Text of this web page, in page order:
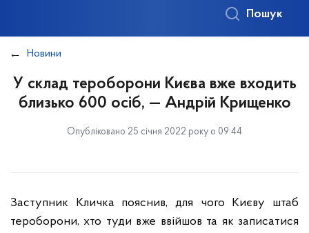
Пошук
Новини
У склад тероборони Києва вже входить
близько 600 осіб, — Андрій Крищенко
Опубліковано 25 січня 2022 року о 09:44
Заступник Кличка пояснив, для чого Києву штаб
тероборони, хто туди вже ввійшов та як записатися